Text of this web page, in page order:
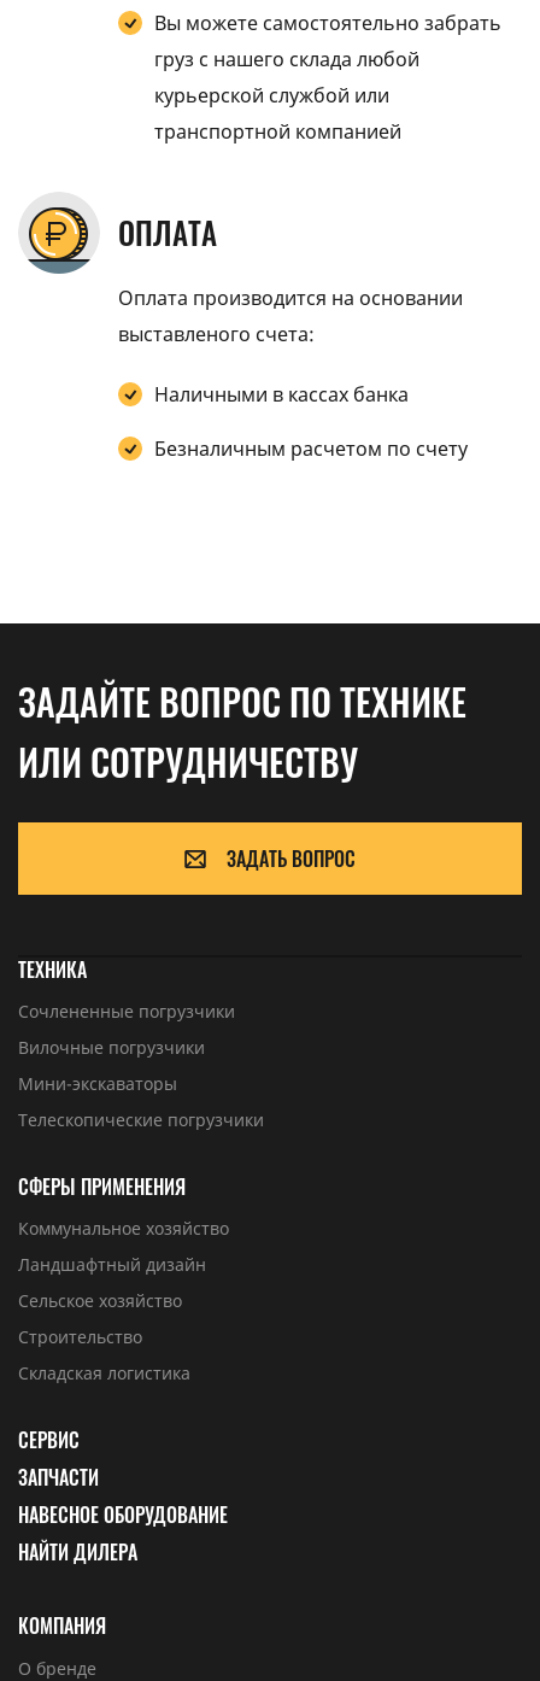
Вы можете самостоятельно забрать
груз с нашего склада любой
курьерской службой или
транспортной компанией
ОПЛАТА
Оплата производится на основании
выставленого счета:
Наличными в кассах банка
Безналичным расчетом по счету
ЗАДАЙТЕ ВОПРОС ПО ТЕХНИКЕ
ИЛИ СОТРУДНИЧЕСТВУ
ЗАДАТЬ ВОПРОС
ТЕХНИКА
Сочлененные погрузчики
Вилочные погрузчики
Мини-экскаваторы
Телескопические погрузчики
СФЕРЫ ПРИМЕНЕНИЯ
Коммунальное хозяйство
Ландшафтный дизайн
Сельское хозяйство
Строительство
Складская логистика
СЕРВИС
ЗАПЧАСТИ
НАВЕСНОЕ ОБОРУДОВАНИЕ
НАЙТИ ДИЛЕРА
КОМПАНИЯ
О бренде